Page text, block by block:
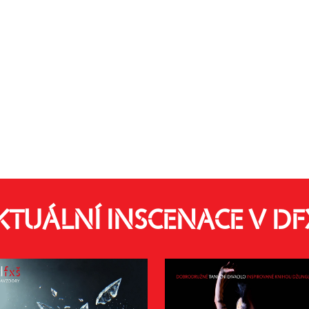
INSCENACE V